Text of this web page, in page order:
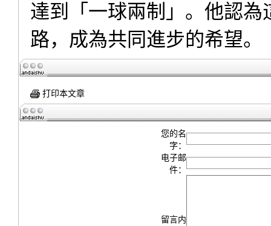
達到「一球兩制」。他認
路，成為共同進步的希望。
打印本文章
您的名
字：
电子邮
件：
留言内